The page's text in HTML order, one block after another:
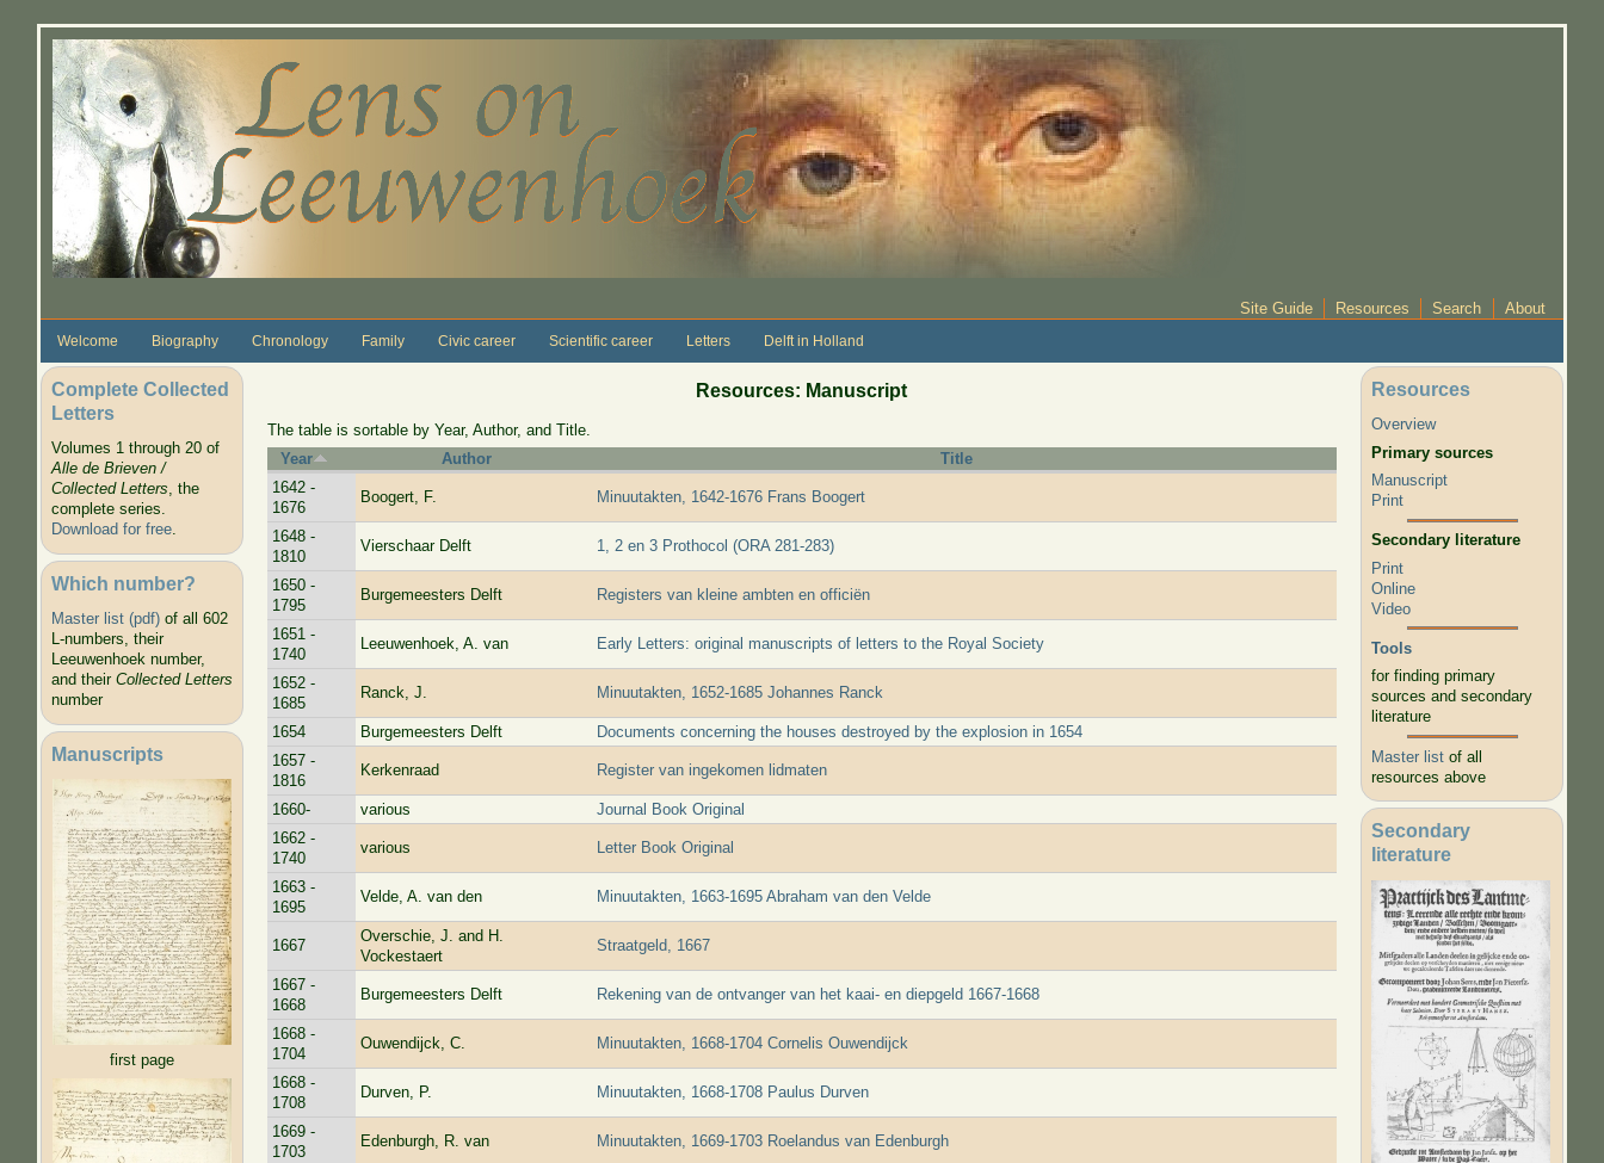
Site Guide Resources Search About
Welcome Biography Chronology Family Civic career Scientific career Letters Delft in Holland
Complete Collected
Letters
Volumes 1 through 20 of
Alle de Brieven /
Collected Letters, the
complete series.
Download for free.
Which number?
Master list (pdf)of all 602
L-numbers, their
Leeuwenhoek number,
and their Collected Letters
number
Manuscripts
first page
Resources: Manuscript
The table is sortable by Year, Author, and Title.
Year
Author
Title
1642 -
1676
Boogert, F. Minuutakten, 1642-1676 Frans Boogert
1648 -
1810
Vierschaar Delft 1, 2 en 3 Prothocol (ORA 281-283)
1650 -
1795
Burgemeesters Delft Registers van kleine ambten en officiën
1651 -
1740
Leeuwenhoek, A. van Early Letters: original manuscripts of letters to the Royal Society
1652 -
1685
Ranck, J. Minuutakten, 1652-1685 Johannes Ranck
1654 Burgemeesters Delft
Documents concerning the houses destroyed by the explosion in 1654
1657 -
1816
Kerkenraad Register van ingekomen lidmaten
1660- various
Journal Book Original
1662 -
1740
various Letter Book Original
1663 -
1695
Velde, A. van den Minuutakten, 1663-1695 Abraham van den Velde
1667
Overschie, J. and H.
Vockestaert
Straatgeld, 1667
1667 -
1668
Burgemeesters Delft Rekening van de ontvanger van het kaai- en diepgeld 1667-1668
1668 -
1704
Ouwendijck, C. Minuutakten, 1668-1704 Cornelis Ouwendijck
1668 -
1708
Durven, P. Minuutakten, 1668-1708 Paulus Durven
1669 -
1703
Edenburgh, R. van Minuutakten, 1669-1703 Roelandus van Edenburgh
Resources
Overview
Primary sources
Manuscript
Print
Secondary literature
Print
Online
Video
Tools
for finding primary
sources and secondary
literature
Master list of all
resources above
Secondary
literature